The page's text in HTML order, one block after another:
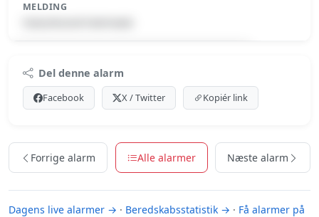
MELDING
Premium indhold
Log ind med Premium for at se meldingen.
Se Premium-muligheder
Del denne alarm
Facebook X / Twitter Kopiér link
Forrige alarm Alle alarmer Næste alarm
Dagens live alarmer → · Beredskabsstatistik → · Få alarmer på